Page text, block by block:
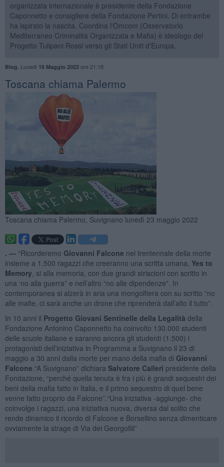
organizzata internazionale è presidente della Fondazione
Caponnetto e consigliere della Fondazione Pertini. Di entrambe
ha ispirato la nascita. Coordina l'Omcom (Osservatorio
Mediterraneo Criminalità Organizzata e Mafia) è ideologo del
Progetto Tulipani Rossi verso gli Stati Uniti d'Europa.
Blog Lunedì 16 Maggio 2022ore 21:18
Toscana chiama Palermo
Toscana chiama Palermo, Suvignano lunedì 23 maggio 2022
. — “Ricorderemo Giovanni Falcone nel trentennale della morte
insieme a 1.500 ragazzi che creeranno una scritta umana, Yes to
Memory , si alla memoria, con due grandi striscioni con scritto in
una ‘no alla guerra” e nell’altro “no alle dipendenze". In
contemporanea si alzerà in aria una mongolfiera con su scritto “no
alle mafie, ci sarà anche un drone che riprenderà dall’alto il tutto”.
In 10 anni il Progetto Giovani Sentinelle della Legalità della
Fondazione Antonino Caponnetto ha coinvolto 130.000 studenti
delle scuole italiane e saranno ancora gli studenti (1.500) i
protagonisti dell’iniziativa in Programma a Suvignano il 23 di
maggio a 30 anni dalla morte per mano della mafia di Giovanni
Falcone .“A Suvignano” dichiara Salvatore Calleri presidente della
Fondazione, “perché quella tenuta è fra i più è grandi sequestri dei
beni della mafia fatto in Italia, e il primo sequestro di quel bene
venne fatto proprio da Falcone”.“Una iniziativa -aggiunge- che
coinvolge i ragazzi, una iniziativa nuova, diversa dal solito che
rende dinamico il ricordo di Falcone e Borsellino senza dimenticare
ovviamente la strage di Via dei Georgofili”